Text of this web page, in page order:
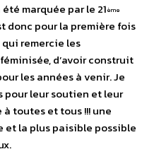
marquée par le 21ème
donc pour la première fois
remercie les
d’avoir construit
les années à venir. Je
pour leur soutien et leur
toutes et tous !!! une
et la plus paisible possible